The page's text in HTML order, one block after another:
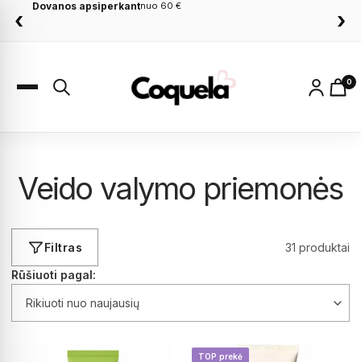
‹
Dovanos apsiperkantnuo 60 €
›
0
Veido valymo priemonės
Filtras 31 produktai
Rūšiuoti pagal:
TOP prekė